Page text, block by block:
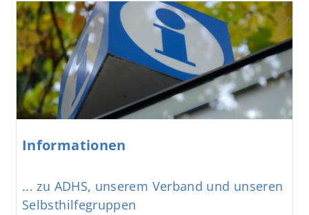
Informationen
... zu ADHS, unserem Verband und unseren
Selbsthilfegruppen